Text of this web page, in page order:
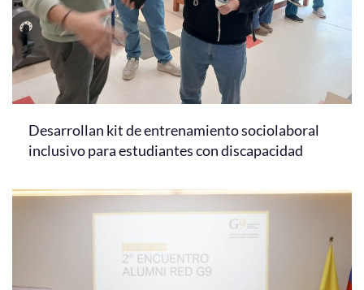
Desarrollan kit de entrenamiento sociolaboral
inclusivo para estudiantes con discapacidad